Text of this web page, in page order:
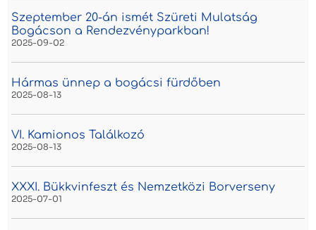
Szeptember 20-án ismét Szüreti Mulatság
Bogácson a Rendezvényparkban!
2025-09-02
Hármas ünnep a bogácsi fürdőben
2025-08-13
VI. Kamionos Találkozó
2025-08-13
XXXI. Bükkvinfeszt és Nemzetközi Borverseny
2025-07-01